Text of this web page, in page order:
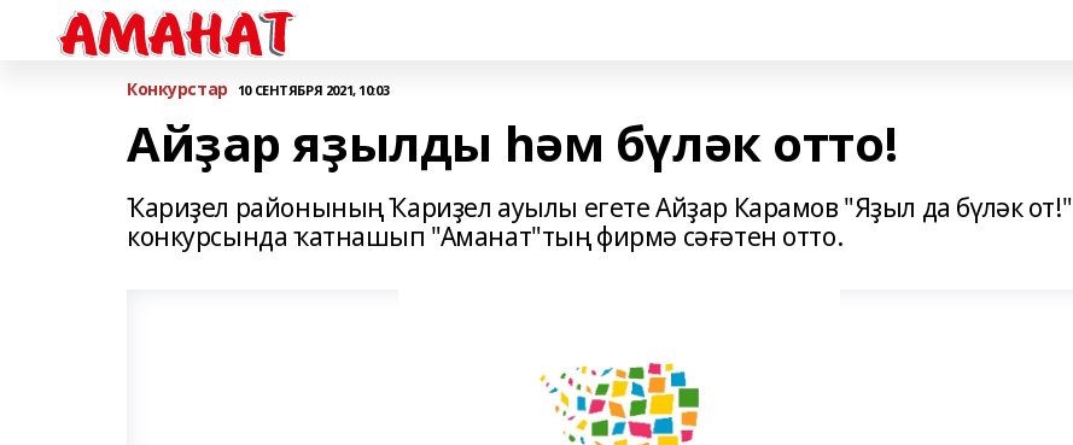
Конкурстар 10 СЕНТЯБРЯ 2021, 10:03
Айҙар яҙылды һәм бүләк отто!
Ҡариҙел районының Ҡариҙел ауылы егете Айҙар Карамов "Яҙыл да бүләк от!"
конкурсында ҡатнашып "Аманат"тың фирмә сәғәтен отто.